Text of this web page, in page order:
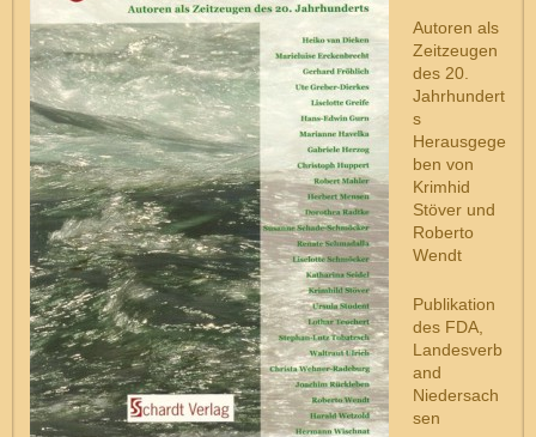
Autoren als
Zeitzeugen
des 20.
Jahrhundert
s
Herausgege
ben von
Krimhid
Stöver und
Roberto
Wendt
Publikation
des FDA,
Landesverb
and
Niedersach
sen